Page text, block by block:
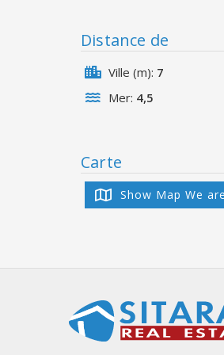
Distance de
Ville (m): 7
Mer: 4,5
Carte
Show Map We